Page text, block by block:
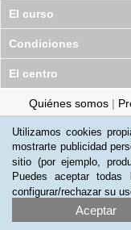
El curso
Condiciones
El centro
Utilizamos cookies
mostrarte publicidad
sitio (por ejemplo,
Puedes aceptar
configurar/rechazar su
Aceptar
Quiénes somos |
Promociona